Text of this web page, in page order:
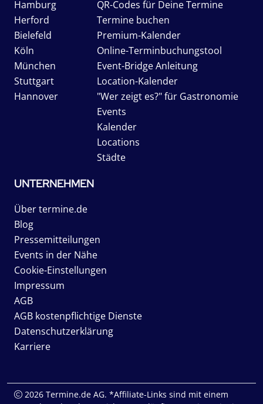
Hamburg
Herford
Bielefeld
Köln
München
Stuttgart
Hannover
QR-Codes für Deine Termine
Termine buchen
Premium-Kalender
Online-Terminbuchungstool
Event-Bridge Anleitung
Location-Kalender
"Wer zeigt es?" für Gastronomie
Events
Kalender
Locations
Städte
UNTERNEHMEN
Über termine.de
Blog
Pressemitteilungen
Events in der Nähe
Cookie-Einstellungen
Impressum
AGB
AGB kostenpflichtige Dienste
Datenschutzerklärung
Karriere
2026 Termine.de AG. *Affiliate-Links sind mit einem